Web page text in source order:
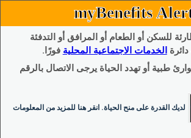
myBenefits
للسكن أو الطعام أو المرافق أو التدفئة
الخدمات الاجتماعية المحلية فورًا.
طبية أو تهدد الحياة يرجى الاتصال بالرقم
لديك القدرة على منح الحياة. انقر هنا للمزيد من المعلومات